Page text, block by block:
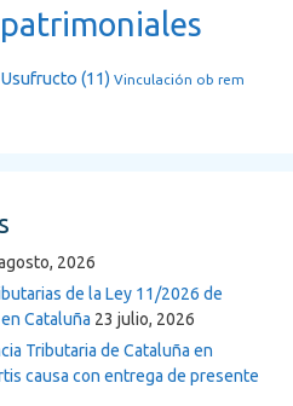
Usufructo (11) Vinculación ob rem
2026
de la Ley 11/2026 de
Cataluña 23 julio, 2026
Tributaria de Cataluña en
causa con entrega de presente